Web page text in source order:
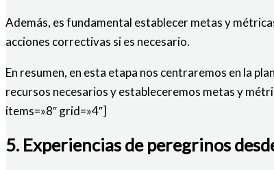
Además, es fundamental establecer metas y
acciones correctivas si es necesario.
En resumen, en esta etapa nos centraremos en la
recursos necesarios y estableceremos metas y
items=»8″ grid=»4″]
5. Experiencias de peregrinos